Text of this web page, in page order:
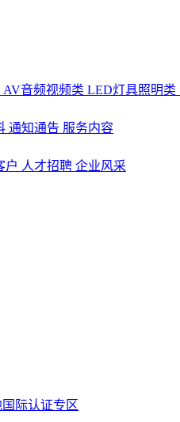
AV音频视频类 LED灯具照明类
通知通告 服务内容
户 人才招聘 企业风采
际认证专区